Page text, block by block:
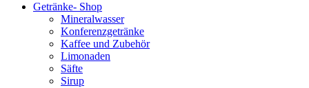
Getränke- Shop
Mineralwasser
Konferenzgetränke
Kaffee und Zubehör
Limonaden
Säfte
Sirup